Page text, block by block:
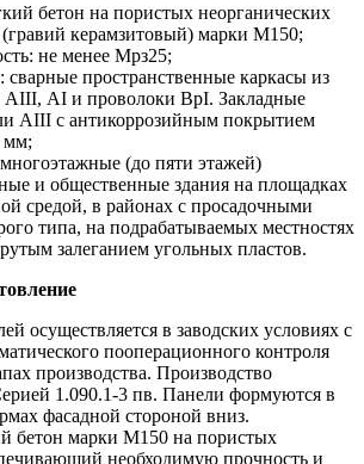
бетон на пористых неорганических
(гравий керамзитовый) марки М150;
не менее Мрз25;
пространственные каркасы из
АIII, АI и проволоки ВрI. Закладные
АIII с антикоррозийным покрытием
мм;
(до пяти этажей)
и общественные здания на площадках
средой, в районах с просадочными
типа, на подрабатываемых местностях
залеганием угольных пластов.
осуществляется в заводских условиях с
пооперационного контроля
производства. Производство
1.090.1-3 пв. Панели формуются в
фасадной стороной вниз.
бетон марки М150 на пористых
необходимую прочность и